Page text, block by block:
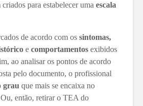
para estabelecer uma escala
de acordo com os sintomas,
e comportamentos exibidos
ao analisar os pontos de acordo
pelo documento, o profissional
grau que mais se encaixa no
então, retirar o TEA do